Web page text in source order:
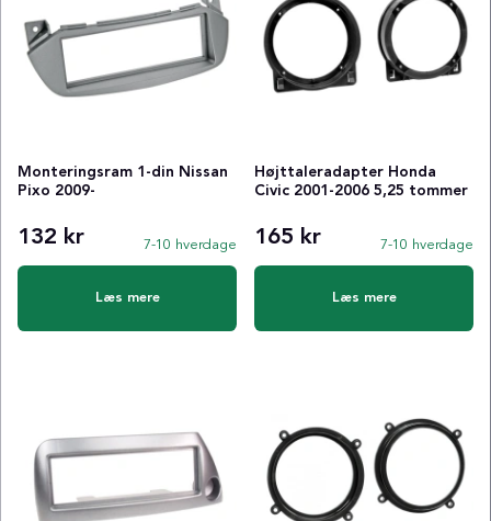
Monteringsram 1-din Nissan
Pixo 2009-
132 kr 7-10 hverdage
Læs mere
Højttaleradapter Honda
Civic 2001-2006 5,25 tommer
165 kr 7-10 hverdage
Læs mere